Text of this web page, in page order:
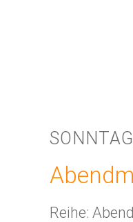
Reihe: